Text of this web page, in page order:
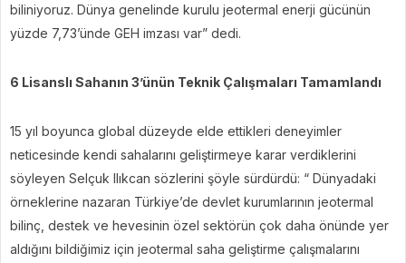
biliniyoruz. Dünya genelinde kurulu jeotermal enerji gücünün
yüzde 7,73’ünde GEH imzası var” dedi.
6 Lisanslı Sahanın 3’ünün Teknik Çalışmaları Tamamlandı
15 yıl boyunca global düzeyde elde ettikleri deneyimler
neticesinde kendi sahalarını geliştirmeye karar verdiklerini
söyleyen Selçuk Ilıkcan sözlerini şöyle sürdürdü: “ Dünyadaki
örneklerine nazaran Türkiye’de devlet kurumlarının jeotermal
bilinç, destek ve hevesinin özel sektörün çok daha önünde yer
aldığını bildiğimiz için jeotermal saha geliştirme çalışmalarını